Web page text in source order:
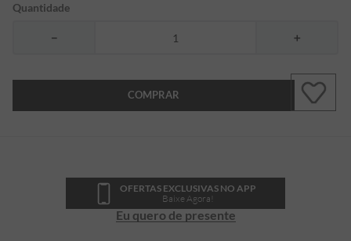
Quantidade
＋
－
COMPRAR
OFERTAS EXCLUSIVAS NO APP
Baixe Agora!
Eu quero de presente